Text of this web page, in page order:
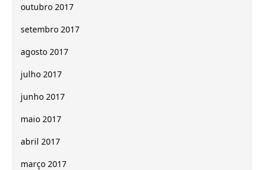
outubro 2017
setembro 2017
agosto 2017
julho 2017
junho 2017
maio 2017
abril 2017
março 2017